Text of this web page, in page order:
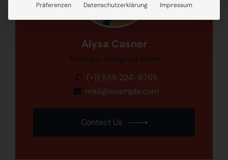
Alysa Casner
Manager of logisto team
(+1) 555 234-8765
mail@example.com
Contact Us
Präferenzen Datenschutzerklärung Impressum